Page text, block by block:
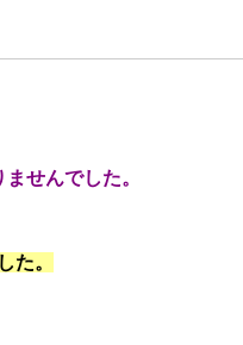
せんでした。
た。